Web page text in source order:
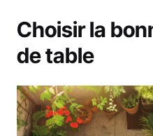
Choisir la
de table